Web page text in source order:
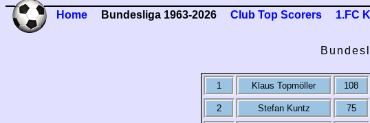
Home Bundesliga 1963-2026 Club Top Scorers 1.FC
1 Klaus Topmöller 108
2 Stefan Kuntz 75